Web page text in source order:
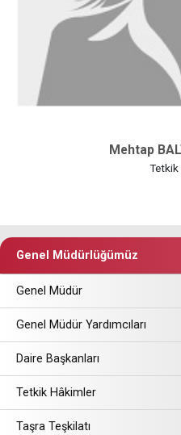
Mehtap
Tetkik
Genel Müdürlüğümüz
Genel Müdür
Genel Müdür Yardımcıları
Daire Başkanları
Tetkik Hâkimler
Taşra Teşkilatı